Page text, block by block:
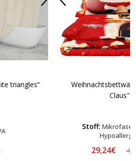
triangles“
Claus"
Stoff:
29,24€